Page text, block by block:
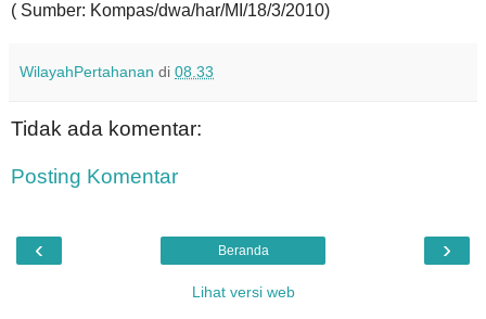
( Sumber: Kompas/dwa/har/MI/18/3/2010)
WilayahPertahanan di 08.33
Tidak ada komentar:
Posting Komentar
‹ ›
Beranda
Lihat versi web